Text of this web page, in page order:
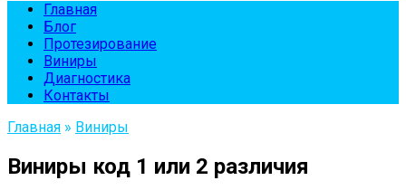
Главная
Блог
Протезирование
Виниры
Диагностика
Контакты
Главная » Виниры
Виниры код 1 или 2 различия